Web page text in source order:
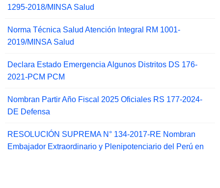
1295-2018/MINSA Salud
Norma Técnica Salud Atención Integral RM 1001-
2019/MINSA Salud
Declara Estado Emergencia Algunos Distritos DS 176-
2021-PCM PCM
Nombran Partir Año Fiscal 2025 Oficiales RS 177-2024-
DE Defensa
RESOLUCIÓN SUPREMA N° 134-2017-RE Nombran
Embajador Extraordinario y Plenipotenciario del Perú en